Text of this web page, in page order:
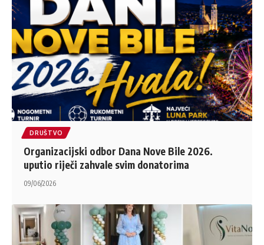
DRUŠTVO
Organizacijski odbor Dana Nove Bile 2026.
uputio riječi zahvale svim donatorima
09/06/2026